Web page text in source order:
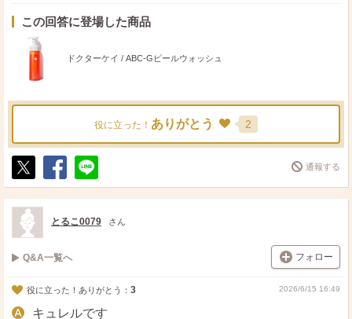
この回答に登場した商品
ドクターケイ / ABC-Gピールウォッシュ
役に立った！ ありがとう 2
ポ
ス
ト
シ
ェ
送
る
通報する
とるこ0079 さん
Q&A一覧へ フォロー
役に立った！ありがとう： 3 2026/6/15 16:49
キュレルです